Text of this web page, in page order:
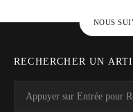
NOUS
RECHERCHER UN
for: